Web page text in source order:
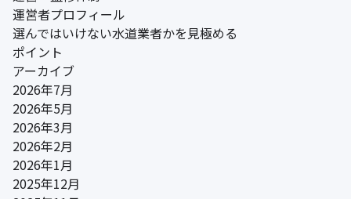
運営者プロフィール
選んではいけない水道業者かを見極める
ポイント
アーカイブ
2026年7月
2026年5月
2026年3月
2026年2月
2026年1月
2025年12月